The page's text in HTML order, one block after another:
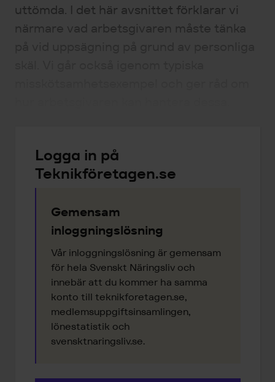
uttömda. I det här avsnittet förklarar vi
närmare vad arbetsgivaren måste tänka
Logga in på
Teknikföretagen.se
Gemensam
inloggningslösning
Vår inloggningslösning är gemensam
för hela Svenskt Näringsliv och
innebär att du kommer ha samma
konto till teknikforetagen.se,
medlemsuppgiftsinsamlingen,
lönestatistik och
svensktnaringsliv.se.